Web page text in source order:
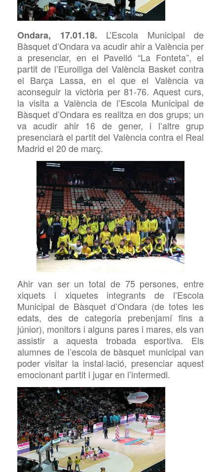
Ondara, 17.01.18. L’Escola Municipal de
Bàsquet d’Ondara va acudir ahir a València per
a presenciar, en el Pavelló “La Fonteta”, el
partit de l’Eurolliga del València Basket contra
el Barça Lassa, en el que el València va
aconseguir la victòria per 81-76. Aquest curs,
la visita a València de l’Escola Municipal de
Bàsquet d’Ondara es realitza en dos grups; un
va acudir ahir 16 de gener, i l’altre grup
presenciarà el partit del València contra el Real
Madrid el 20 de març.
Ahir van ser un total de 75 persones, entre
xiquets i xiquetes integrants de l’Escola
Municipal de Bàsquet d’Ondara (de totes les
edats, des de categoria prebenjamí fins a
júnior), monitors i alguns pares i mares, els van
assistir a aquesta trobada esportiva. Els
alumnes de l’escola de bàsquet municipal van
poder visitar la instal·lació, presenciar aquest
emocionant partit i jugar en l’intermedi.